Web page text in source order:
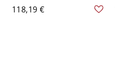
techo de perfil bajo para
pasillo y cocina - Negro
118,19 €